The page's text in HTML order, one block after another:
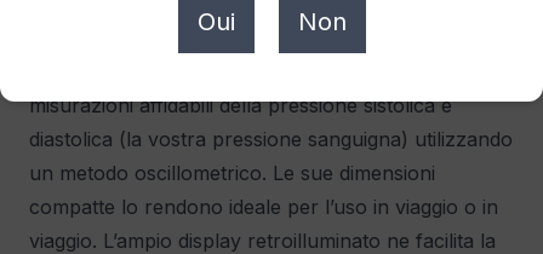
misurazioni affidabili della pressione sistolica e
diastolica (la vostra pressione sanguigna) utilizzando
un metodo oscillometrico. Le sue dimensioni
compatte lo rendono ideale per l’uso in viaggio o in
viaggio. L’ampio display retroilluminato ne facilita la
Oui Non